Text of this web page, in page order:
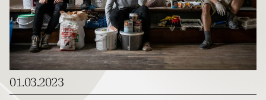
01.03.2023